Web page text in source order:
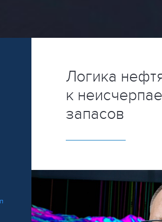
Логика
к
запасов